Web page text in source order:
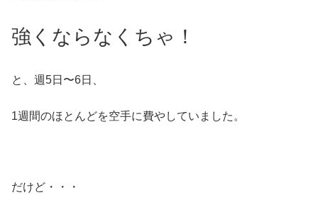
強くならなくちゃ！
と、週5日〜6日、
1週間のほとんどを空手に費やしていました。
だけど・・・